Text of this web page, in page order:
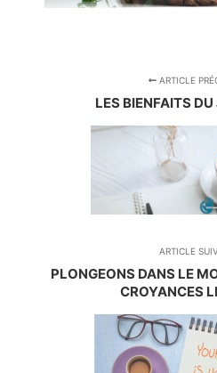
ARTICLE
LES BIENFAITS
ARTICLE
PLONGEONS DANS LE
CROYANCES